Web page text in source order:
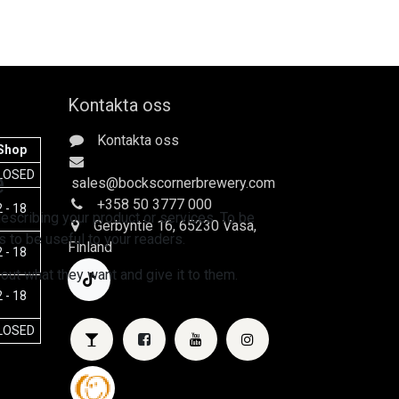
- 18
- 18
- 18
Kontakta oss
Kontakta oss
sales@bockscornerbrewery.com
+358 50 3777 000
Gerbyntie 16, 65230 Vasa,
Finland
your product or services. To be
to be useful to your readers.
what they want and give it to them.